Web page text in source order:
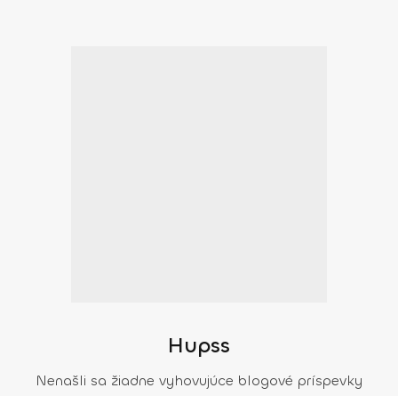
Hupss
Nenašli sa žiadne vyhovujúce blogové príspevky